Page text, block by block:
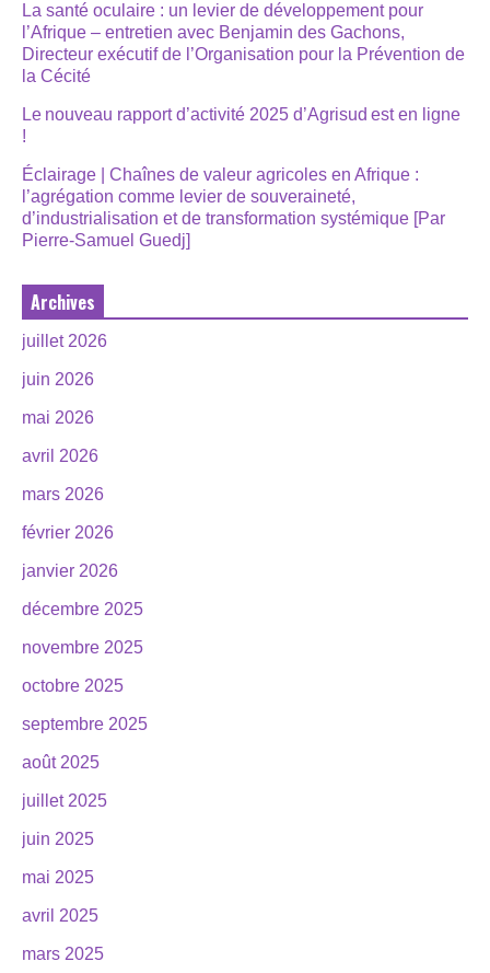
La santé oculaire : un levier de développement pour
l’Afrique – entretien avec Benjamin des Gachons,
Directeur exécutif de l’Organisation pour la Prévention de
la Cécité
Le nouveau rapport d’activité 2025 d’Agrisud est en ligne
!
Éclairage | Chaînes de valeur agricoles en Afrique :
l’agrégation comme levier de souveraineté,
d’industrialisation et de transformation systémique [Par
Pierre-Samuel Guedj]
Archives
juillet 2026
juin 2026
mai 2026
avril 2026
mars 2026
février 2026
janvier 2026
décembre 2025
novembre 2025
octobre 2025
septembre 2025
août 2025
juillet 2025
juin 2025
mai 2025
avril 2025
mars 2025